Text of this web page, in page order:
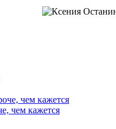
чем кажется